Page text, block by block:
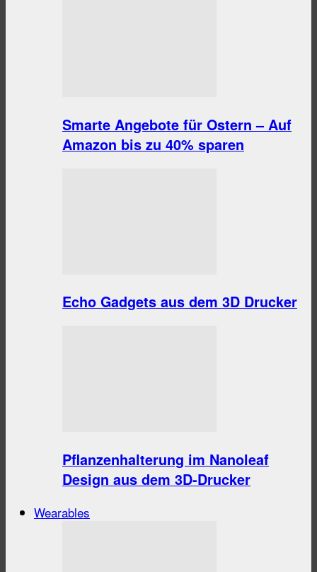
Smarte Angebote für Ostern – Auf
Amazon bis zu 40% sparen
Echo Gadgets aus dem 3D Drucker
Pflanzenhalterung im Nanoleaf
Design aus dem 3D-Drucker
Wearables